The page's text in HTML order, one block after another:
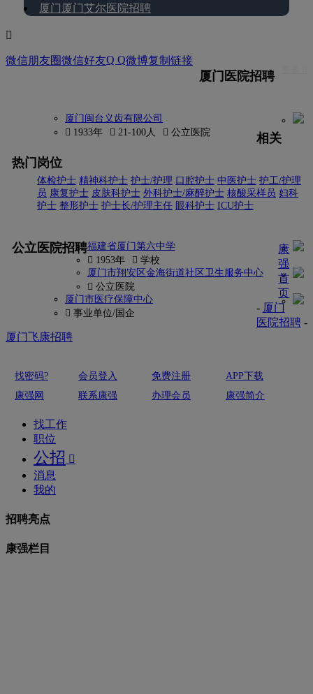
厦门厦门艾尔医院招聘

微信朋友圈微信好友Q Q微博复制链接
厦门医院招聘
厦门闽台义齿有限公司
 1933年
 21-100人  公立医院
相关
热门岗位
体检护士 精神科护士 护士/护理 口腔护士 中医护士 护工/护理
员 康复护士 皮肤科护士 外科护士/麻醉护士 核酸采样员 妇科
护士 整形护士 护士长/护理主任 眼科护士 ICU护士
公立医院招聘福建省厦门第六中学
 1953年
 学校
厦门市翔安区金海街道社区卫生服务中心
 公立医院
厦门市医疗保障中心
 事业单位/国企
康
强
首
页
- 厦门
医院招聘-
厦门飞康招聘
找密码? 会员登入 免费注册
APP下载
康强网
联系康强 办理会员 康强简介
找工作
职位
公招 
消息
我的
招聘亮点
康强栏目